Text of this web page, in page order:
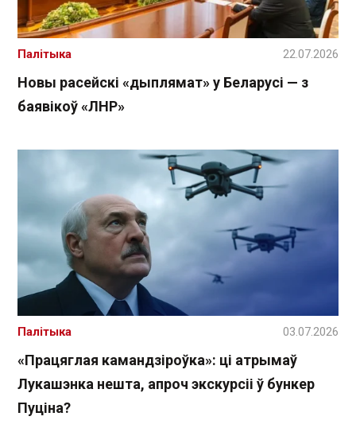
Новы расейскі «дыплямат» у Беларусі — з
баявікоў «ЛНР»
Палітыка 22.07.2026
«Працяглая камандзіроўка»: ці атрымаў
Лукашэнка нешта, апроч экскурсіі ў бункер
Пуціна?
Палітыка 03.07.2026